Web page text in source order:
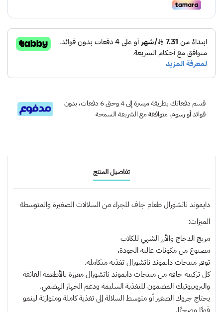
قسم دفعاتك بطريقة ميسرة إلى 4 وحتى 6 دفعات، بدون
فوائد أو رسوم. متوافقة مع الشريعة السمحة
تفاصيل المنتج
دايموند ناتشورال طعام جاف للجراء من السلالات الصغيرة والمتوسطة
الميزات:
مزيج الدجاج والأرز الشهي للكلاب
مصنوع من مكونات عالية الجودة،
توفر منتجات دايموند ناتشورال تغذية متكاملة.
كل تركيبة جافة من منتجات دايموند ناتشورال معززة بالأطعمة الفائقة
والبروبيوتيك المضمون للتغذية السليمة ودعم الجهاز الهضمي.
يحتاج جروك الصغير أو متوسط ​​السلالة إلى تغذية كاملة ومتوازنة لينمو